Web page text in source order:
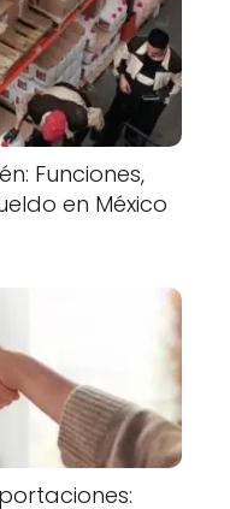
Funciones,
en México